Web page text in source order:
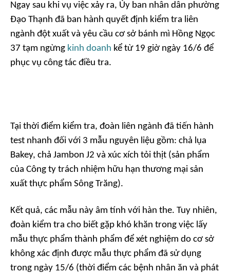
Ngay sau khi vụ việc xảy ra, Ủy ban nhân dân phường
Đạo Thạnh đã ban hành quyết định kiểm tra liên
ngành đột xuất và yêu cầu cơ sở bánh mì Hồng Ngọc
37 tạm ngừng kinh doanh kể từ 19 giờ ngày 16/6 để
phục vụ công tác điều tra.
Tại thời điểm kiểm tra, đoàn liên ngành đã tiến hành
test nhanh đối với 3 mẫu nguyên liệu gồm: chả lụa
Bakey, chả Jambon J2 và xúc xích tỏi thịt (sản phẩm
của Công ty trách nhiệm hữu hạn thương mại sản
xuất thực phẩm Sông Trăng).
Kết quả, các mẫu này âm tính với hàn the. Tuy nhiên,
đoàn kiểm tra cho biết gặp khó khăn trong việc lấy
mẫu thực phẩm thành phẩm để xét nghiệm do cơ sở
không xác định được mẫu thực phẩm đã sử dụng
trong ngày 15/6 (thời điểm các bệnh nhân ăn và phát